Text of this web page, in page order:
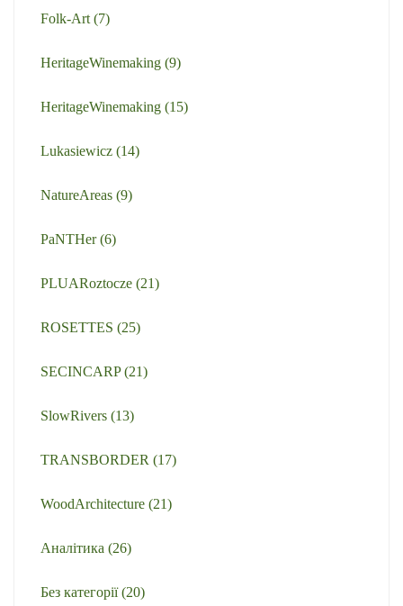
Folk-Art (7)
HeritageWinemaking (9)
HeritageWinemaking (15)
Lukasiewicz (14)
NatureAreas (9)
PaNTHer(6)
PLUARoztocze (21)
ROSETTES (25)
SECINCARP(21)
SlowRivers (13)
TRANSBORDER (17)
WoodArchitecture (21)
Аналітика (26)
Без категорії(20)